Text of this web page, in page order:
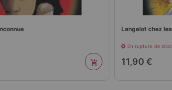
Langelot chez
En rupture de
11,90 €